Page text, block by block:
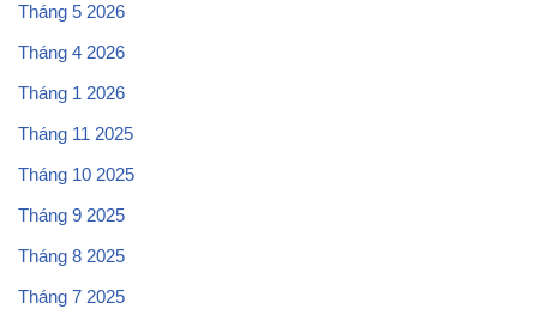
Tháng 5 2026
Tháng 4 2026
Tháng 1 2026
Tháng 11 2025
Tháng 10 2025
Tháng 9 2025
Tháng 8 2025
Tháng 7 2025